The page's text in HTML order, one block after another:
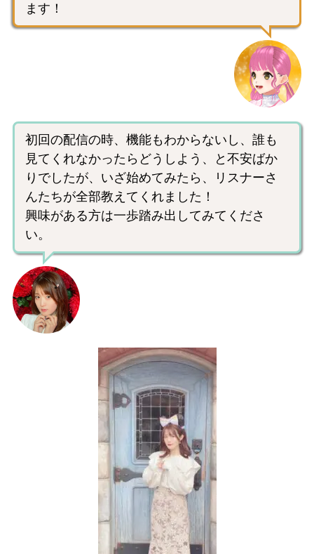
ます！
初回の配信の時、機能もわからないし、誰も
見てくれなかったらどうしよう、と不安ばか
りでしたが、いざ始めてみたら、リスナーさ
んたちが全部教えてくれました！
興味がある方は一歩踏み出してみてくださ
い。